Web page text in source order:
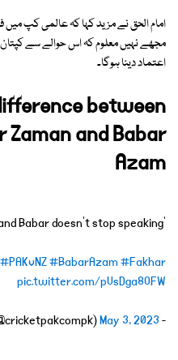
امام الحق نے مزید کہا کہ عالمی کپ میں
مجھے نہیں معلوم کہ اس حوالے سے
اعتماد دینا ہوگا۔
between
and Babar
Azam
'Fakhar doesn't say anything and Babar doesn't stop speaking'
#PAKvNZ#BabarAzam#Fakhar
pic.twitter.com/pUsDga8OFW
- Cricket Pakistan (@cricketpakcompk)
May 3, 2023